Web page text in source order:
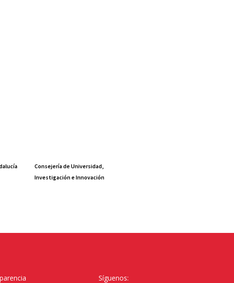
Consejería de Universidad,
Investigación e Innovación
Síguenos: